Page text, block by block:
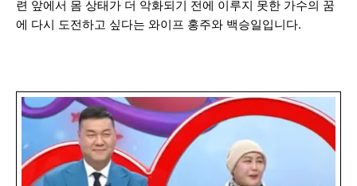
련 앞에서 몸 상태가 더 악화되기 전에 이루지 못한 가수의 꿈
에 다시 도전하고 싶다는 와이프 홍주와 백승일입니다.